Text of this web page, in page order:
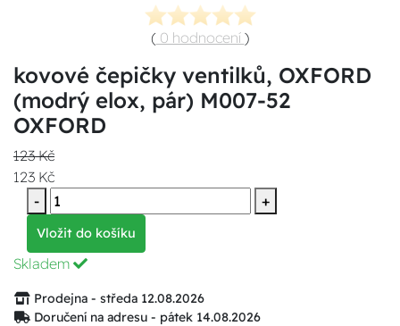
( 0 hodnocení )
kovové čepičky ventilků, OXFORD
(modrý elox, pár) M007-52
OXFORD
123 Kč
123 Kč
-
+
Vložit do košíku
Skladem
Prodejna - středa 12.08.2026
Doručení na adresu - pátek 14.08.2026